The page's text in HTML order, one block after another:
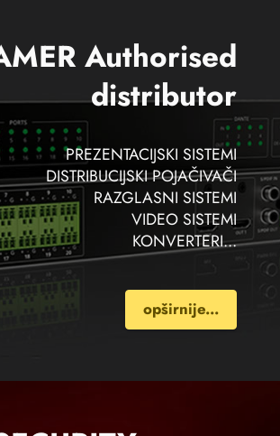
Authorised
distributor
PREZENTACIJSKI SISTEMI
DISTRIBUCIJSKI POJAČIVAČI
RAZGLASNI SISTEMI
VIDEO SISTEMI
KONVERTERI...
opširnije...